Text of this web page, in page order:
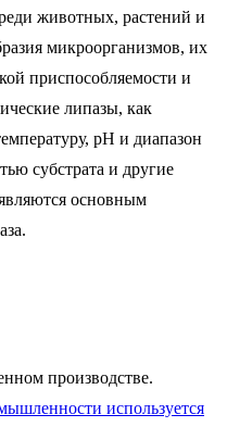
животных, растений и
микроорганизмов, их
приспособляемости и
липазы, как
pH и диапазон
субстрата и другие
основным
производстве.
используется